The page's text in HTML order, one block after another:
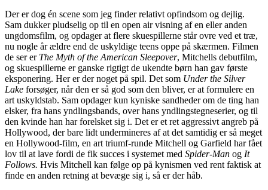
Der er dog én scene som jeg finder relativt opfindsom og dejlig.
Sam dukker pludselig op til en open air visning af en eller anden
ungdomsfilm, og opdager at flere skuespillerne står ovre ved et træ,
nu nogle år ældre end de uskyldige teens oppe på skærmen. Filmen
de ser er The Myth of the American Sleepover, Mitchells debutfilm,
og skuespillerne er ganske rigtigt de ukendte børn han gav første
eksponering. Her er der noget på spil. Det som Under the Silver
Lake forsøger, når den er så god som den bliver, er at formulere en
art uskyldstab. Sam opdager kun kyniske sandheder om de ting han
elsker, fra hans yndlingsbands, over hans yndlingstegneserier, og til
den kvinde han har forelsket sig i. Det er et ret aggressivt angreb på
Hollywood, der bare lidt undermineres af at det samtidig er så meget
en Hollywood-film, en art triumf-runde Mitchell og Garfield har fået
lov til at lave fordi de fik succes i systemet med Spider-Man og It
Follows. Hvis Mitchell kan følge op på kynismen ved rent faktisk at
finde en anden retning at bevæge sig i, så er der håb.